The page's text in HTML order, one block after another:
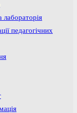
педагогічних